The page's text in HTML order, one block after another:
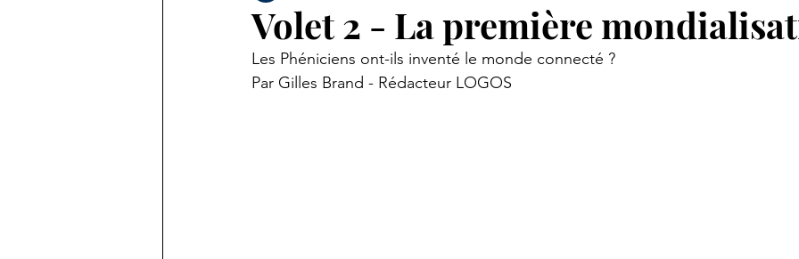
Symbole Figures libres Contrepoint Résonnance Souvenirs
Volet 2 - La première
Les Phéniciens ont-ils inventé le monde connecté ?
Par Gilles Brand - Rédacteur LOGOS